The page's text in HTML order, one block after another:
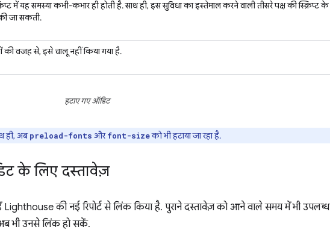
में यह समस्या कभी-कभार ही होती है. साथ ही, इस सुविधा का इस्तेमाल करने वाली तीसरे पक्ष की स्क्रिप्ट के
जा सकती.
की वजह से, इसे चालू नहीं किया गया है.
हटाए गए ऑडिट
ही, अबpreload-fonts औरfont-sizeको भी हटाया जा रहा है.
के लिए दस्तावेज़
की नई रिपोर्ट से लिंक किया है. पुराने दस्तावेज़ को आने वाले समय में भी उपलब्ध
भी उनसे लिंक हो सकें.